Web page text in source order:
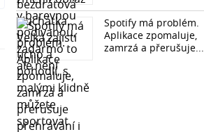
Spotify má problém.
Aplikace zpomaluje,
zamrzá a přerušuje...